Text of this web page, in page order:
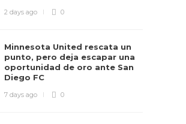
2 days ago 0
Minnesota United rescata un
punto, pero deja escapar una
oportunidad de oro ante San
Diego FC
7 days ago 0